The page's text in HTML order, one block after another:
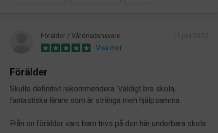
Förälder / Vårdnadshavare
Visa mer
Förälder
Skulle definitivt rekommendera. Väldigt bra skola,
fantastiska lärare som är stränga men hjälpsamma.
Från en förälder vars barn trivs på den här underbara skola.